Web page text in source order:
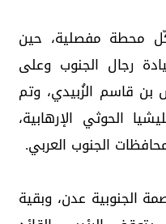
يوليو 2015م شكّل محطة مفصلية، حين
رجال الجنوب وعلى
بن قاسم الزُبيدي، وتم
الحوثي الإرهابية،
الجنوب العربي.
الجنوبية عدن، وبقية